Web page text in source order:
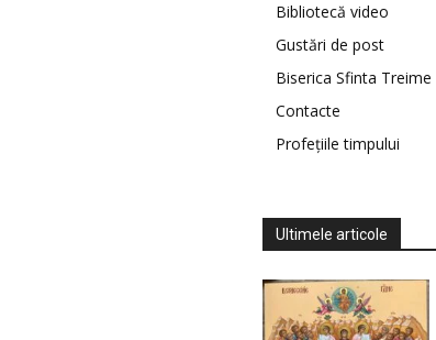
Bibliotecă video
Gustări de post
Biserica Sfinta Treime
Contacte
Profețiile timpului
Ultimele articole